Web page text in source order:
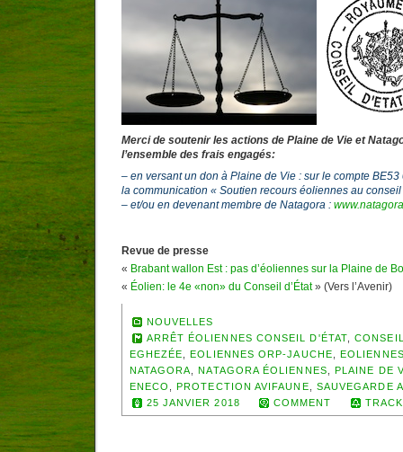
Merci de soutenir les actions de Plaine de Vie et
l’ensemble des frais engagés:
– en versant un don à Plaine de Vie : sur le compte
la communication « Soutien recours éoliennes au conseil
– et/ou en devenant membre de Natagora :
Revue de presse
« Brabant wallon Est : pas d’éoliennes sur la Plaine de
« Éolien: le 4e «non» du Conseil d’État» (Vers l’Avenir)
NOUVELLES
ARRÊT ÉOLIENNES CONSEIL D'ÉTAT,
EGHEZÉE ,EOLIENNES ORP-JAUCHE ,
NATAGORA ,NATAGORA ÉOLIENNES
PLAINE DE
ENECO
,PROTECTION AVIFAUNE
SAUVEGARDE
25 JANVIER 2018
COMMENT